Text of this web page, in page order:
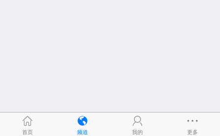
首页 频道 我的 更多